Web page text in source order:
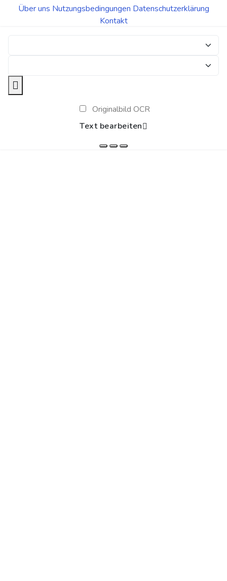
Über uns Nutzungsbedingungen Datenschutzerklärung
Kontakt
Originalbild OCR
Text bearbeiten